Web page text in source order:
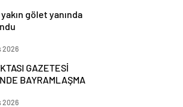
gölet yanında
2026
GAZETESİ
BAYRAMLAŞMA
2026